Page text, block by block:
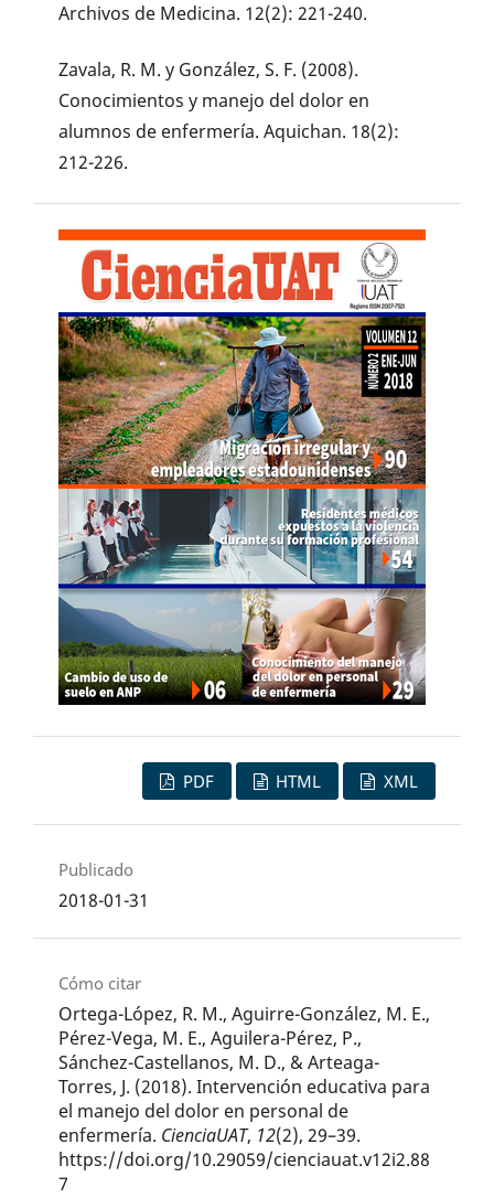
Archivos de Medicina. 12(2): 221-240.
Zavala, R. M. y González, S. F. (2008).
Conocimientos y manejo del dolor en
alumnos de enfermería. Aquichan. 18(2):
212-226.
PDF HTML XML
Publicado
2018-01-31
Cómo citar
Ortega-López, R. M., Aguirre-González, M. E.,
Pérez-Vega, M. E., Aguilera-Pérez, P.,
Sánchez-Castellanos, M. D., & Arteaga-
Torres, J. (2018). Intervención educativa para
el manejo del dolor en personal de
enfermería. CienciaUAT, 12(2), 29–39.
https://doi.org/10.29059/cienciauat.v12i2.88
7